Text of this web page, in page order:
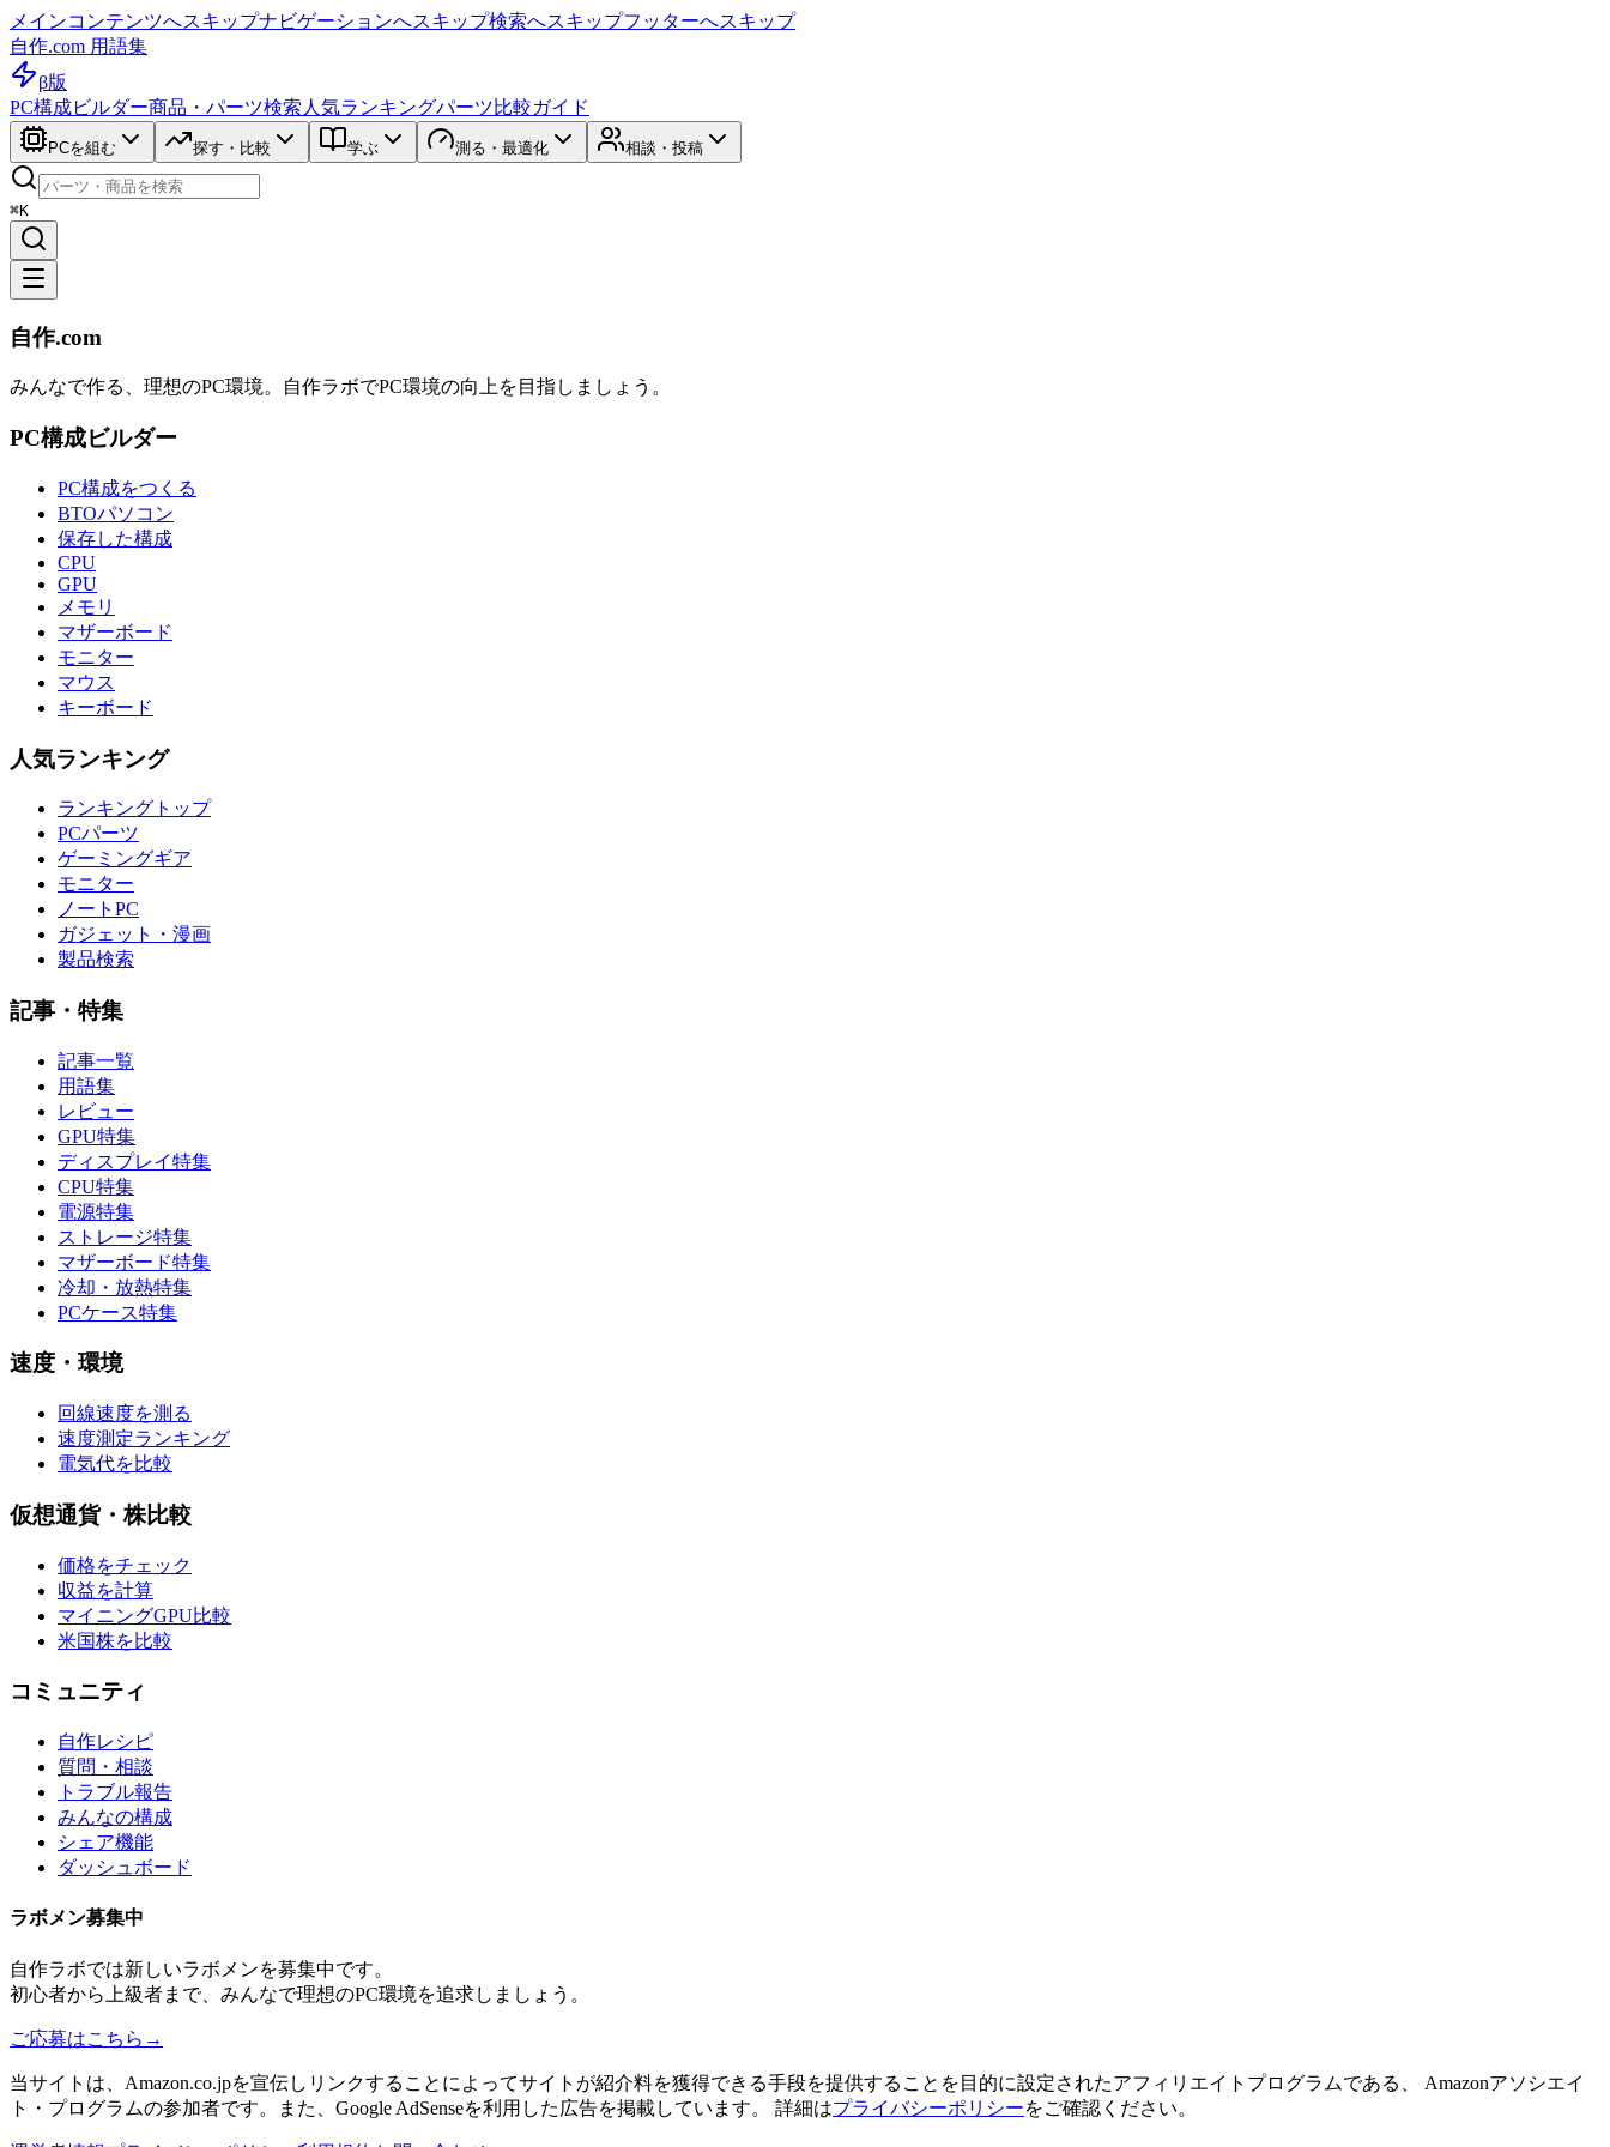
メインコンテンツへスキップナビゲーションへスキップ検索へスキップフッターへスキップ
自作.com 用語集
β版
PC構成ビルダー商品・パーツ検索 人気ランキングパーツ比較ガイド
PCを組む 探す・比較 学ぶ 測る・最適化 相談・投稿
⌘K
自作.com
みんなで作る、理想のPC環境。 自作ラボでPC環境の向上を目指しましょう。
PC構成ビルダー
PC構成をつくる
BTOパソコン
保存した構成
CPU
GPU
メモリ
マザーボード
モニター
マウス
キーボード
人気ランキング
ランキングトップ
PCパーツ
ゲーミングギア
モニター
ノートPC
ガジェット・漫画
製品検索
記事・特集
記事一覧
用語集
レビュー
GPU特集
ディスプレイ特集
CPU特集
電源特集
ストレージ特集
マザーボード特集
冷却・放熱特集
PCケース特集
速度・環境
回線速度を測る
速度測定ランキング
電気代を比較
仮想通貨・株比較
価格をチェック
収益を計算
マイニングGPU比較
米国株を比較
コミュニティ
自作レシピ
質問・相談
トラブル報告
みんなの構成
シェア機能
ダッシュボード
ラボメン募集中
自作ラボでは新しいラボメンを募集中です。
初心者から上級者まで、みんなで理想のPC環境を追求しましょう。
ご応募はこちら →
当サイトは、Amazon.co.jpを宣伝しリンクすることによってサイトが紹介料を獲得できる手段を提供することを目的に設定されたアフィリエイトプログラムである、 Amazonアソシエイ
ト・プログラムの参加者です。また、Google AdSenseを利用した広告を掲載しています。 詳細はプライバシーポリシーをご確認ください。